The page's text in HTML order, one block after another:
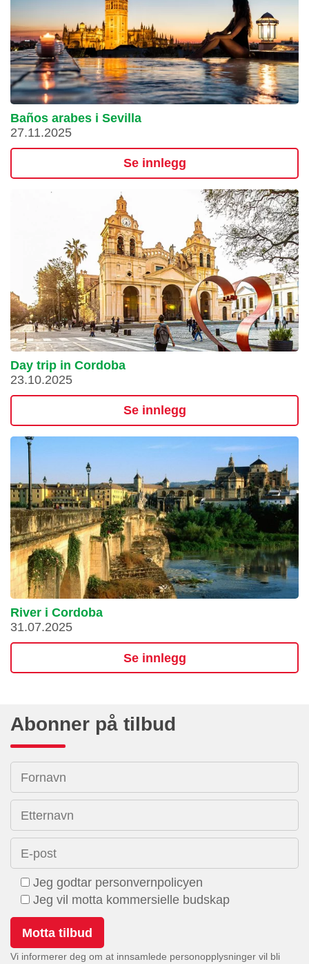
Baños arabes i Sevilla
27.11.2025
Se innlegg
Day trip in Cordoba
23.10.2025
Se innlegg
River i Cordoba
31.07.2025
Se innlegg
Abonner på tilbud
Fornavn
Etternavn
E-post
Jeg godtar personvernpolicyen
Jeg vil motta kommersielle budskap
Vi informerer deg om at innsamlede personopplysninger vil bli